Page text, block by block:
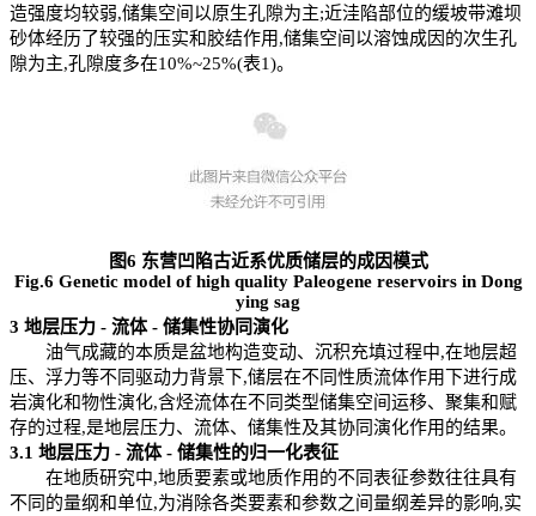
造强度均较弱,储集空间以原生孔隙为主;近洼陷部位的缓坡带滩坝
砂体经历了较强的压实和胶结作用,储集空间以溶蚀成因的次生孔
隙为主,孔隙度多在10%~25%(表1)。
图6 东营凹陷古近系优质储层的成因模式
Fig.6 Genetic model of high quality Paleogene reservoirs in Dong
ying sag
3 地层压力 - 流体 - 储集性协同演化
油气成藏的本质是盆地构造变动、沉积充填过程中,在地层超
压、浮力等不同驱动力背景下,储层在不同性质流体作用下进行成
岩演化和物性演化,含烃流体在不同类型储集空间运移、聚集和赋
存的过程,是地层压力、流体、储集性及其协同演化作用的结果。
3.1 地层压力 - 流体 - 储集性的归一化表征
在地质研究中,地质要素或地质作用的不同表征参数往往具有
不同的量纲和单位,为消除各类要素和参数之间量纲差异的影响,实